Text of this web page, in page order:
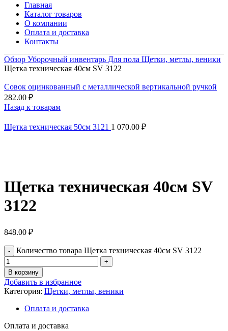
Главная
Каталог товаров
О компании
Оплата и доставка
Контакты
Обзор Уборочный инвентарь Для пола Щетки, метлы, веники
Щетка техническая 40см SV 3122
Совок оцинкованный с металлической вертикальной ручкой
282.00 ₽
Назад к товарам
Щетка техническая 50см 3121 1 070.00 ₽
Щетка техническая 40см SV
3122
848.00 ₽
Количество товара Щетка техническая 40см SV 3122
В корзину
Добавить в избранное
Категория: Щетки, метлы, веники
Оплата и доставка
Оплата и доставка